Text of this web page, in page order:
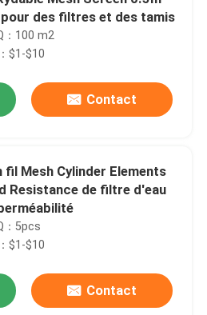
des filtres et des tamis
：100 m2
$1-$10
Contact
fil Mesh Cylinder Elements
Resistance de filtre d'eau
：5pcs
$1-$10
Contact